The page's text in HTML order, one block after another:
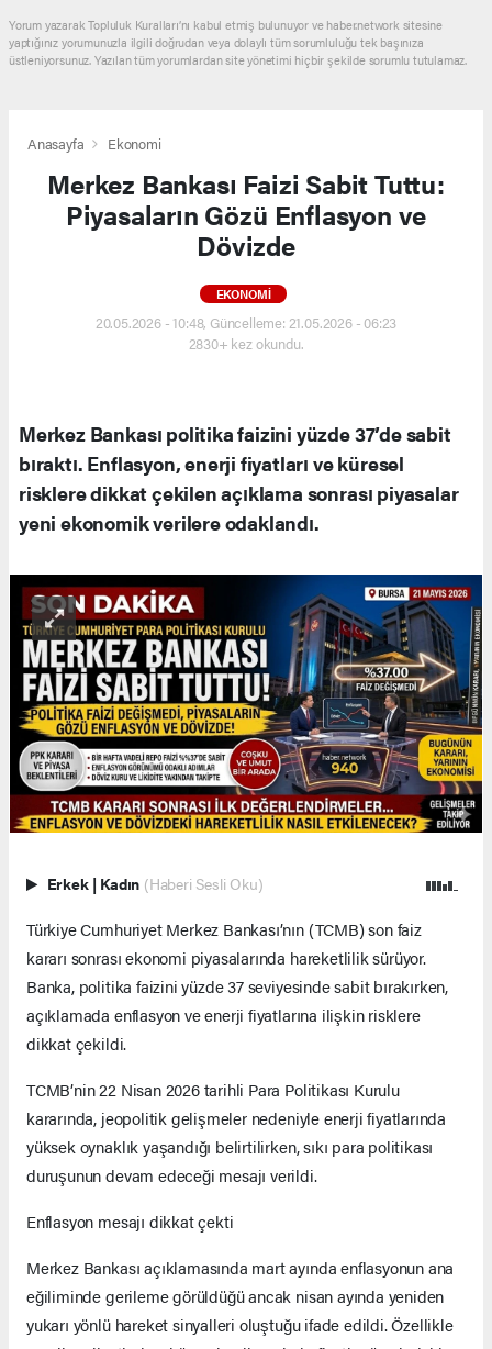
Yorum yazarak Topluluk Kuralları’nı kabul etmiş bulunuyor ve haber.network sitesine
yaptığınız yorumunuzla ilgili doğrudan veya dolaylı tüm sorumluluğu tek başınıza
üstleniyorsunuz. Yazılan tüm yorumlardan site yönetimi hiçbir şekilde sorumlu tutulamaz.
Anasayfa Ekonomi
Merkez Bankası Faizi Sabit Tuttu:
Piyasaların Gözü Enflasyon ve
Dövizde
EKONOMI
20.05.2026 - 10:48, Güncelleme: 21.05.2026 - 06:23
2830+ kez okundu.
Merkez Bankası politika faizini yüzde 37’de sabit
bıraktı. Enflasyon, enerji fiyatları ve küresel
risklere dikkat çekilen açıklama sonrası piyasalar
yeni ekonomik verilere odaklandı.
Erkek | Kadın (Haberi Sesli Oku)
Türkiye Cumhuriyet Merkez Bankası’nın (TCMB) son faiz
kararı sonrası ekonomi piyasalarında hareketlilik sürüyor.
Banka, politika faizini yüzde 37 seviyesinde sabit bırakırken,
açıklamada enflasyon ve enerji fiyatlarına ilişkin risklere
dikkat çekildi.
TCMB’nin 22 Nisan 2026 tarihli Para Politikası Kurulu
kararında, jeopolitik gelişmeler nedeniyle enerji fiyatlarında
yüksek oynaklık yaşandığı belirtilirken, sıkı para politikası
duruşunun devam edeceği mesajı verildi.
Enflasyon mesajı dikkat çekti
Merkez Bankası açıklamasında mart ayında enflasyonun ana
eğiliminde gerileme görüldüğü ancak nisan ayında yeniden
yukarı yönlü hareket sinyalleri oluştuğu ifade edildi. Özellikle